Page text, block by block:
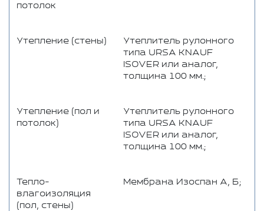
потолок
Утепление (стены)
Утеплитель рулонного
типа URSA KNAUF
ISOVER или аналог,
толщина 100 мм.;
Утепление (пол и
потолок)
Утеплитель рулонного
типа URSA KNAUF
ISOVER или аналог,
толщина 100 мм.;
Тепло-
влагоизоляция
(пол, стены)
Мембрана Изоспан А, Б;